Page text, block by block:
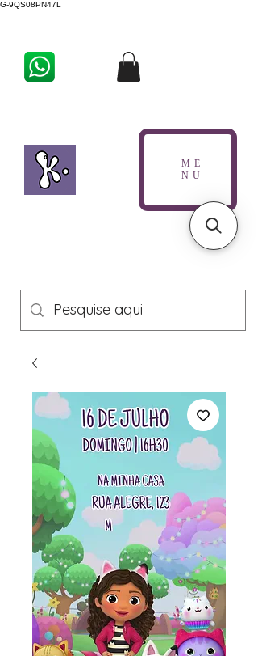
G-9QS08PN47L
ME
NU